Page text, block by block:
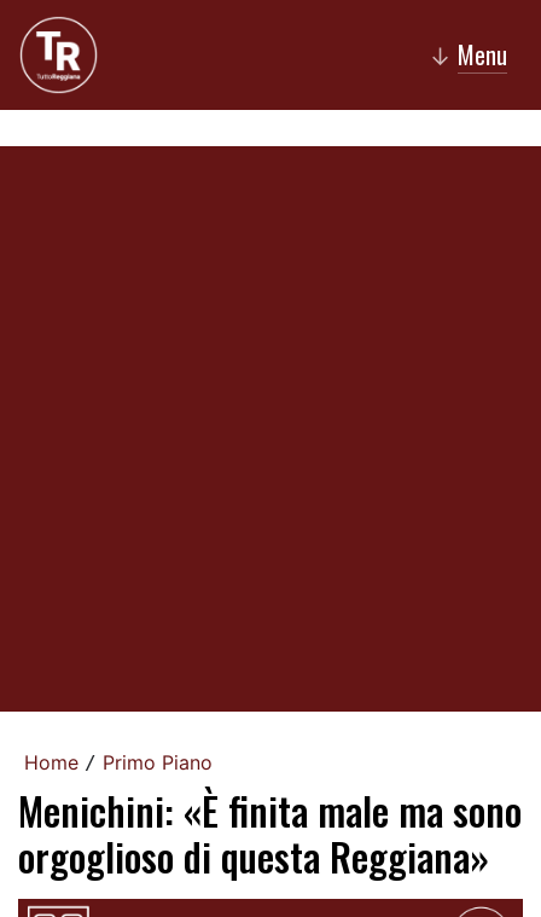
↓ Menu
Home / Primo Piano
Menichini: «È finita male ma sono
orgoglioso di questa Reggiana»